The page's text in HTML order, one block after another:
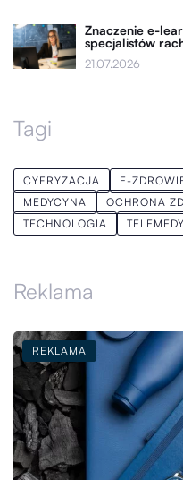
Znaczenie e-
specjalistów
21.07.2026
Tagi
CYFRYZACJA E-
MEDYCYNA
OCHRONA
TECHNOLOGIA
Reklama
REKLAMA